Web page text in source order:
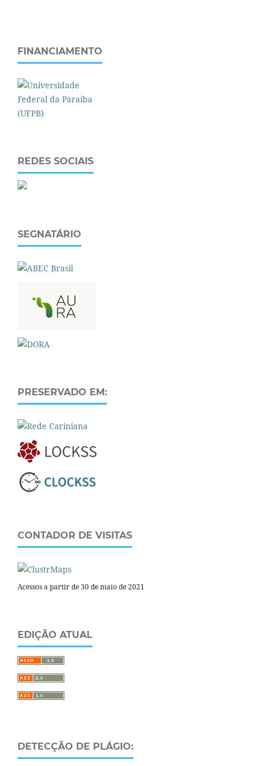
FINANCIAMENTO
REDES SOCIAIS
SEGNATÁRIO
PRESERVADO EM:
CONTADOR DE VISITAS
Acessos a partir de 30 de maio de 2021
EDIÇÃO ATUAL
DETECÇÃO DE PLÁGIO: